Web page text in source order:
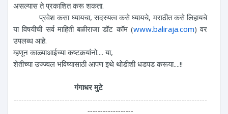
असल्यास ते प्रकाशित करू शकता.
प्रवेश कसा घ्यायचा, सदस्यत्व कसे घ्यायचे, मराठीत कसे लिहायचे
या विषयीची सर्व माहिती बळीराजा डॉट कॉम (www.baliraja.com) वर
उपलब्ध आहे.
म्हणून काळ्याआईच्या कष्टकर्‍यांनो.... या,
शेतीच्या उज्ज्वल भविष्यासाठी आपण इथे थोडीशी धडपड करूया....!!
गंगाधर मुटे
----------------------------------------------------------------------------
------------------